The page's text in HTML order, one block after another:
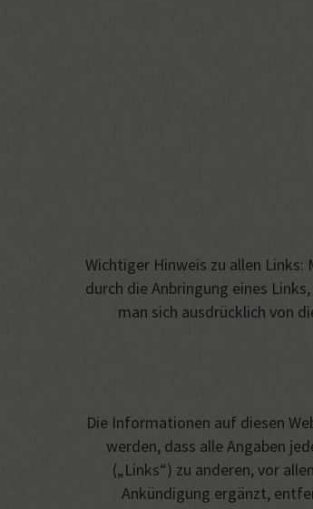
Wichtiger Hinweis zu allen Links:
durch die Anbringung eines
man sich ausdrücklich von
Die Informationen auf diesen
werden, dass alle Angaben
(„Links“) zu anderen, vor
Ankündigung ergänzt,